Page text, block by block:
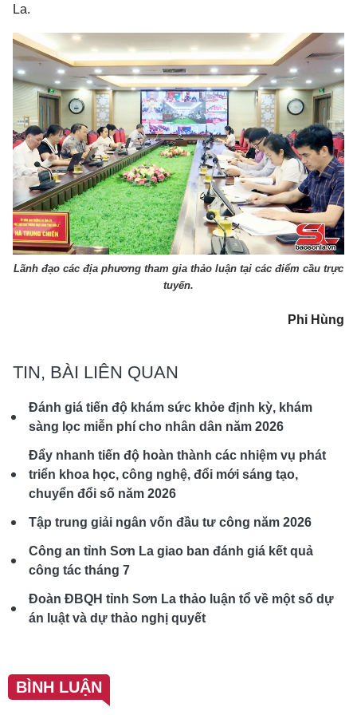
La.
Lãnh đạo các địa phương tham gia thảo luận tại các điểm cầu trực
tuyến.
Phi Hùng
TIN, BÀI LIÊN QUAN
Đánh giá tiến độ khám sức khỏe định kỳ, khám
sàng lọc miễn phí cho nhân dân năm 2026
Đẩy nhanh tiến độ hoàn thành các nhiệm vụ phát
triển khoa học, công nghệ, đổi mới sáng tạo,
chuyển đổi số năm 2026
Tập trung giải ngân vốn đầu tư công năm 2026
Công an tỉnh Sơn La giao ban đánh giá kết quả
công tác tháng 7
Đoàn ĐBQH tỉnh Sơn La thảo luận tổ về một số dự
án luật và dự thảo nghị quyết
BÌNH LUẬN